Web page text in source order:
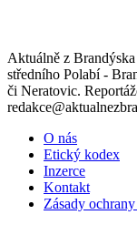
Aktuálně z
středního Polabí -
či Neratovic.
O nás
Etický kodex
Inzerce
Kontakt
Zásady